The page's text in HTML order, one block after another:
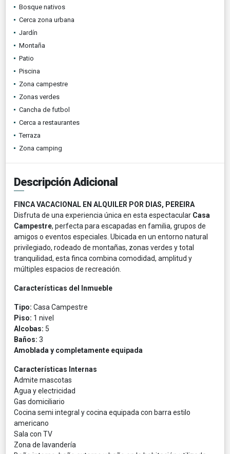
Bosque nativos
Cerca zona urbana
Jardín
Montaña
Patio
Piscina
Zona campestre
Zonas verdes
Cancha de futbol
Cerca a restaurantes
Terraza
Zona camping
Descripción Adicional
FINCA VACACIONAL EN ALQUILER POR DIAS, PEREIRA
Disfruta de una experiencia única en esta espectacular Casa
Campestre, perfecta para escapadas en familia, grupos de
amigos o eventos especiales. Ubicada en un entorno natural
privilegiado, rodeado de montañas, zonas verdes y total
tranquilidad, esta finca combina comodidad, amplitud y
múltiples espacios de recreación.
Características del Inmueble
Tipo: Casa Campestre
Piso: 1 nivel
Alcobas: 5
Baños: 3
Amoblada y completamente equipada
Características Internas
Admite mascotas
Agua y electricidad
Gas domiciliario
Cocina semi integral y cocina equipada con barra estilo
americano
Sala con TV
Zona de lavandería